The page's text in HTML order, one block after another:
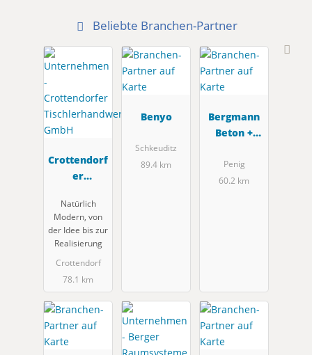
Beliebte Branchen-Partner
Crottendorf
er
dwerk
GmbH
Natürlich
Modern, von
der Idee bis zur
Realisierung
Crottendorf
78.1 km
Benyo
Schkeuditz
89.4 km
Bergmann
Beton +
chnik
Penig
60.2 km